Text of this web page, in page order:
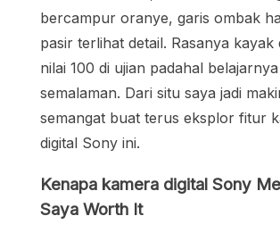
bercampur oranye, garis ombak
pasir terlihat detail. Rasanya kayak
nilai 100 di ujian padahal belajarnya
semalaman. Dari situ saya jadi
semangat buat terus eksplor fitur
digital Sony ini.
Kenapa kamera digital Sony
Saya Worth It